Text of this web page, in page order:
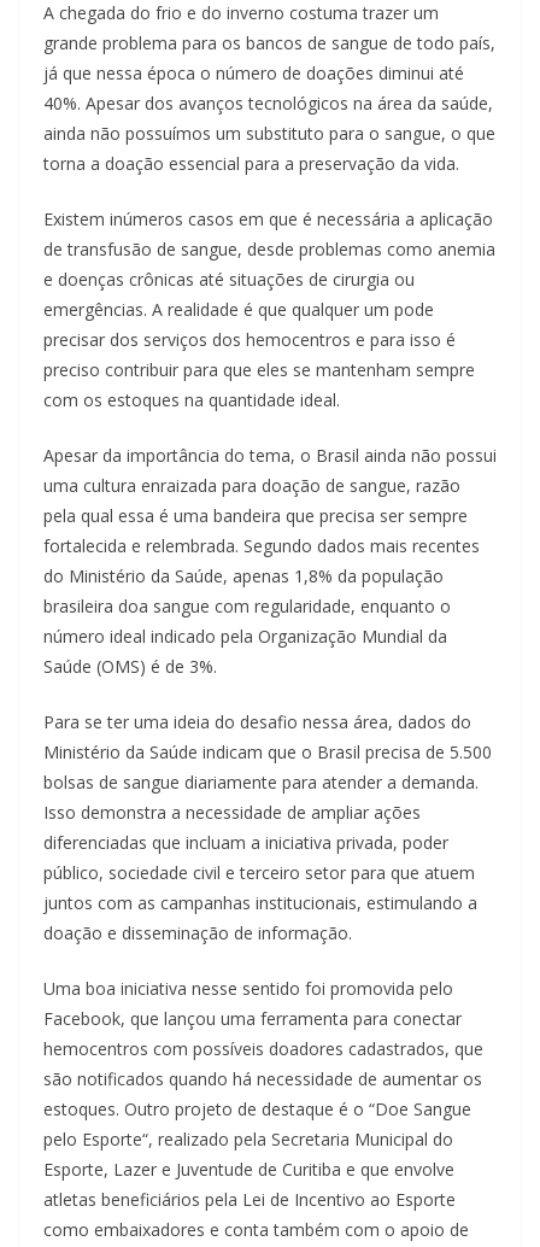
A chegada do frio e do inverno costuma trazer um
grande problema para os bancos de sangue de todo país,
já que nessa época o número de doações diminui até
40%. Apesar dos avanços tecnológicos na área da saúde,
ainda não possuímos um substituto para o sangue, o que
torna a doação essencial para a preservação da vida.
Existem inúmeros casos em que é necessária a aplicação
de transfusão de sangue, desde problemas como anemia
e doenças crônicas até situações de cirurgia ou
emergências. A realidade é que qualquer um pode
precisar dos serviços dos hemocentros e para isso é
preciso contribuir para que eles se mantenham sempre
com os estoques na quantidade ideal.
Apesar da importância do tema, o Brasil ainda não possui
uma cultura enraizada para doação de sangue, razão
pela qual essa é uma bandeira que precisa ser sempre
fortalecida e relembrada. Segundo dados mais recentes
do Ministério da Saúde, apenas 1,8% da população
brasileira doa sangue com regularidade, enquanto o
número ideal indicado pela Organização Mundial da
Saúde (OMS) é de 3%.
Para se ter uma ideia do desafio nessa área, dados do
Ministério da Saúde indicam que o Brasil precisa de 5.500
bolsas de sangue diariamente para atender a demanda.
Isso demonstra a necessidade de ampliar ações
diferenciadas que incluam a iniciativa privada, poder
público, sociedade civil e terceiro setor para que atuem
juntos com as campanhas institucionais, estimulando a
doação e disseminação de informação.
Uma boa iniciativa nesse sentido foi promovida pelo
Facebook, que lançou uma ferramenta para conectar
hemocentros com possíveis doadores cadastrados, que
são notificados quando há necessidade de aumentar os
estoques. Outro projeto de destaque é o “Doe Sangue
pelo Esporte“, realizado pela Secretaria Municipal do
Esporte, Lazer e Juventude de Curitiba e que envolve
atletas beneficiários pela Lei de Incentivo ao Esporte
como embaixadores e conta também com o apoio de